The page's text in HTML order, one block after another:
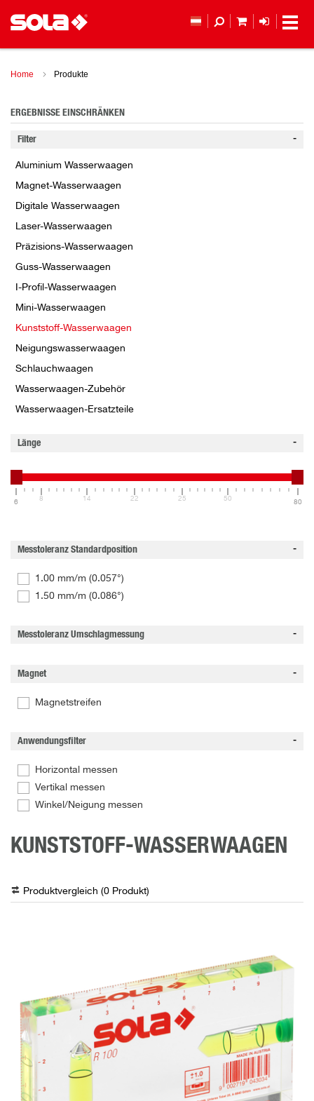
Home Produkte
ERGEBNISSE EINSCHRÄNKEN
Filter
Aluminium Wasserwaagen
Magnet-Wasserwaagen
Digitale Wasserwaagen
Laser-Wasserwaagen
Präzisions-Wasserwaagen
Guss-Wasserwaagen
I-Profil-Wasserwaagen
Mini-Wasserwaagen
Kunststoff-Wasserwaagen
Neigungswasserwaagen
Schlauchwaagen
Wasserwaagen-Zubehör
Wasserwaagen-Ersatzteile
Länge
6 8 14 22 25 50 80
Messtoleranz Standardposition
1.00 mm/m (0.057°)
1.50 mm/m (0.086°)
Messtoleranz Umschlagmessung
Magnet
Magnetstreifen
Anwendungsfilter
Horizontal messen
Vertikal messen
Winkel/Neigung messen
KUNSTSTOFF-WASSERWAAGEN
Produktvergleich (0 Produkt)
MEIN